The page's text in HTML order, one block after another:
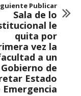
Publicar
Sala de lo
le
quita por
vez la
a un
Gobierno de
Estado
Emergencia